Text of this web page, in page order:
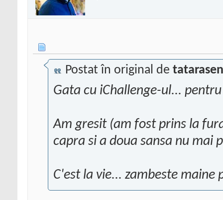
Postat în original de
Gata cu iChallenge-ul...
Am gresit (am fost prins la
capra si a doua sansa nu mai
C'est la vie... zambeste